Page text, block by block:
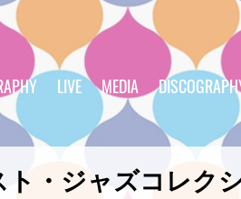
LIVE MEDIA
・ジャズコレク